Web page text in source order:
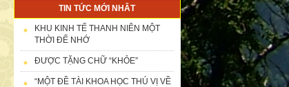
TIN TỨC MỚI NHÂT
KHU KINH TẾ THANH NIÊN MỘT
THỜI ĐỂ NHỚ
ĐƯỢC TẶNG CHỮ “KHỎE”
“MỘT ĐỀ TÀI KHOA HỌC THÚ VỊ VỀ